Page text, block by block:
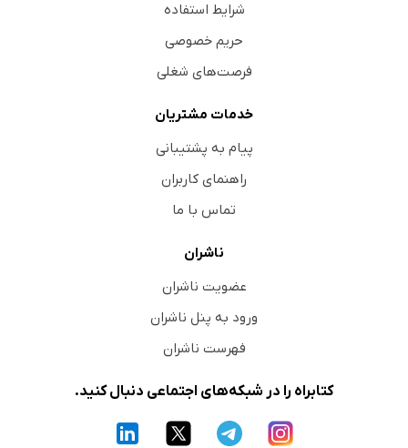
شرایط استفاده
حریم خصوصی
فرصت‌های شغلی
خدمات مشتریان
پیام به پشتیبانی
راهنمای کاربران
تماس با ما
ناشران
عضویت ناشران
ورود به پنل ناشران
فهرست ناشران
کتابراه را در شبکه‌های اجتماعی دنبال کنید.